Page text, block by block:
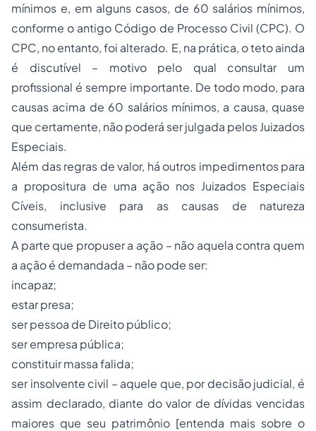
mínimos e, em alguns casos, de 60 salários mínimos,
conforme o antigo Código de Processo Civil (CPC). O
CPC, no entanto, foi alterado. E, na prática, o teto ainda
é discutível – motivo pelo qual consultar um
profissional é sempre importante. De todo modo, para
causas acima de 60 salários mínimos, a causa, quase
que certamente, não poderá ser julgada pelos Juizados
Especiais.
Além das regras de valor, há outros impedimentos para
a propositura de uma ação nos Juizados Especiais
Cíveis, inclusive para as causas de natureza
consumerista.
A parte que propuser a ação – não aquela contra quem
a ação é demandada – não pode ser:
incapaz;
estar presa;
ser pessoa de Direito público;
ser empresa pública;
constituir massa falida;
ser insolvente civil – aquele que, por decisão judicial, é
assim declarado, diante do valor de dívidas vencidas
maiores que seu patrimônio [entenda mais sobre o